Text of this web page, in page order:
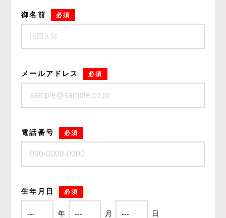
御名前 必須
メールアドレス 必須
電話番号 必須
生年月日 必須
年 月 日